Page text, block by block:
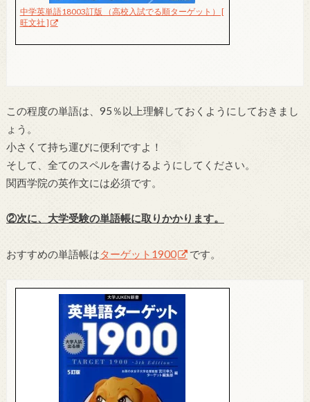
中学英単語18003訂版 （高校入試でる順ターゲット） [
旺文社 ]
この程度の単語は、95％以上理解しておくようにしておきまし
ょう。
小さくて持ち運びに便利ですよ！
そして、全てのスペルを書けるようにしてください。
関西学院の英作文には必須です。
②次に、大学受験の単語帳に取りかかります。
おすすめの単語帳はターゲット1900 です。